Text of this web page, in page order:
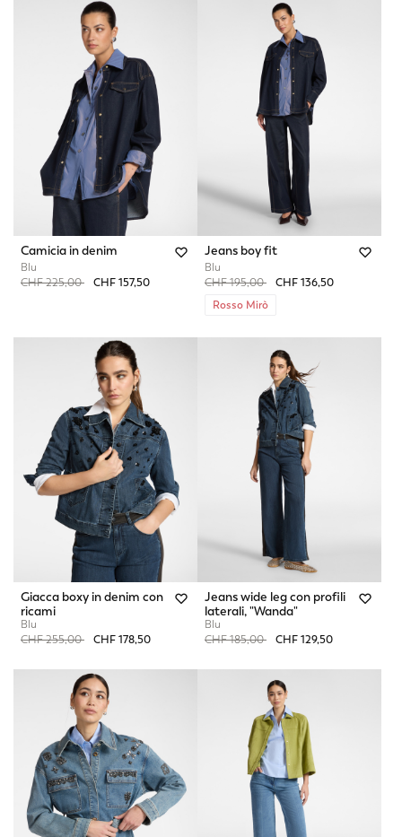
Camicia in denim
Blu
Price reduced from
CHF 225,00toCHF 157,50
Jeans boy fit
Blu
Price reduced from
CHF 195,00toCHF 136,50
Rosso Mirò
Giacca boxy in denim con
ricami
Blu
Price reduced from
CHF 255,00toCHF 178,50
Jeans wide leg con profili
laterali, "Wanda"
Blu
Price reduced from
CHF 185,00toCHF 129,50